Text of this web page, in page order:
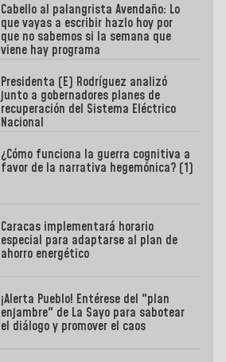
Cabello al palangrista Avendaño: Lo
que vayas a escribir hazlo hoy por
que no sabemos si la semana que
viene hay programa
Presidenta (E) Rodríguez analizó
junto a gobernadores planes de
recuperación del Sistema Eléctrico
Nacional
¿Cómo funciona la guerra cognitiva a
favor de la narrativa hegemónica? (1)
Caracas implementará horario
especial para adaptarse al plan de
ahorro energético
¡Alerta Pueblo! Entérese del "plan
enjambre" de La Sayo para sabotear
el diálogo y promover el caos